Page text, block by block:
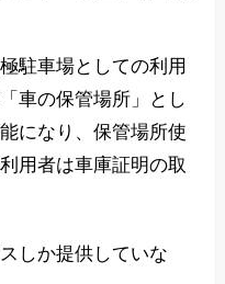
駐車場としての利用
車の保管場所」とし
になり、保管場所使
用者は車庫証明の取
しか提供していな